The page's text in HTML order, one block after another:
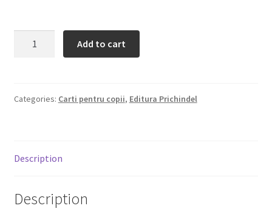
quantity
Add to cart
Categories: Carti pentru copii, Editura Prichindel
Description
Description